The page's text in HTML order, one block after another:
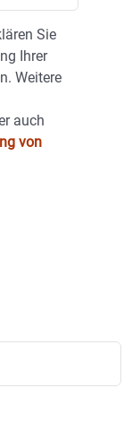
Sie
Ihrer
Weitere
auch
von